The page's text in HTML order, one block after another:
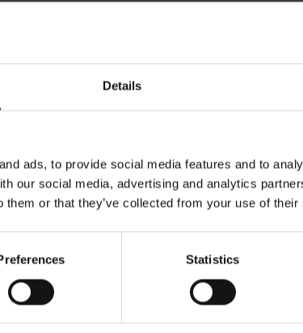
Details
ads, to provide social media features and to
our social media, advertising and analytics
them or that they’ve collected from your use of
Statistics
de animales en la cabina o la
de animales?